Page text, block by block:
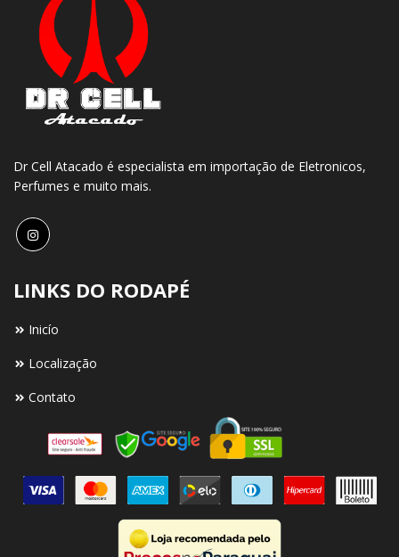
Dr Cell Atacado é especialista em importação de Eletronicos,
Perfumes e muito mais.
LINKS DO RODAPÉ
Inicío
Localização
Contato